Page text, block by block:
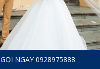
GỌI NGAY 0928975888